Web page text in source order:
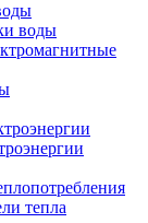
воды
тепла